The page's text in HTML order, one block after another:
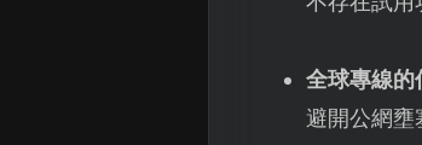
全球專線的
避開公網壅